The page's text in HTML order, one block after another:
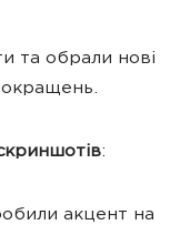
та обрали нові
:
акцент на